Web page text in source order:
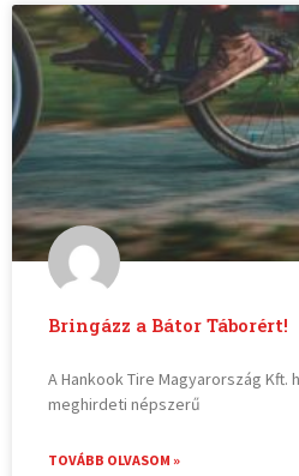
Bringázz a Bátor Táborért!
A Hankook Tire Magyarország Kft.
meghirdeti népszerű
TOVÁBB OLVASOM »